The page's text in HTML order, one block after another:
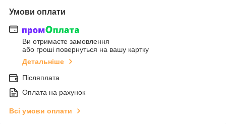
Умови оплати
Ви отримаєте замовлення
або гроші повернуться на вашу картку
Детальніше
Післяплата
Оплата на рахунок
Всі умови оплати